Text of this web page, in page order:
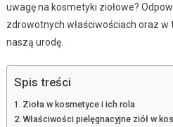
uwagę na kosmetyki ziołowe?
zdrowotnych właściwościach oraz
naszą urodę.
Spis treści
Zioła w kosmetyce i ich rola
Właściwości pielęgnacyjne ziół w